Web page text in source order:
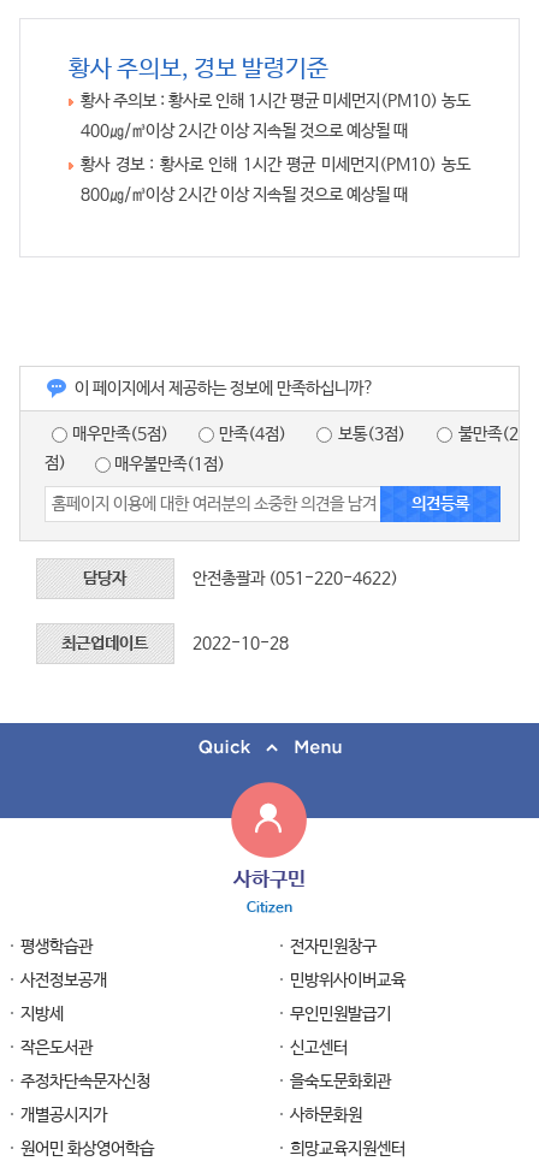
황사 주의보, 경보 발령기준
황사 주의보 : 황사로 인해 1시간 평균 미세먼지(PM10) 농도
400㎍/㎥이상 2시간 이상 지속될 것으로 예상될 때
황사 경보 : 황사로 인해 1시간 평균 미세먼지(PM10) 농도
800㎍/㎥이상 2시간 이상 지속될 것으로 예상될 때
이 페이지에서 제공하는 정보에 만족하십니까?
매우만족(5점) 만족(4점) 보통(3점)
점)
매우불만족(1점)
담당자 안전총괄과 (051-220-4622)
최근업데이트 2022-10-28
사하구민
Citizen
평생학습관
전자민원창구
사전정보공개
민방위사이버교육
지방세
무인민원발급기
작은도서관
신고센터
주정차단속문자신청
을숙도문화회관
개별공시지가
사하문화원
원어민 화상영어학습
희망교육지원센터